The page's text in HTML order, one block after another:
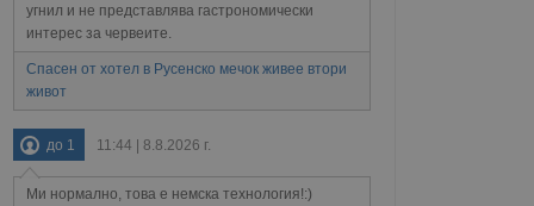
угнил и не представлява гастрономически
интерес за червеите.
Спасен от хотел в Русенско мечок живее втори
живот
до 1 11:44 | 8.8.2026 г.
Ми нормално, това е немска технология!:)
събиране на данни
за
се
на тестване.
данни,
на посещенията,
били заредени.
опит.